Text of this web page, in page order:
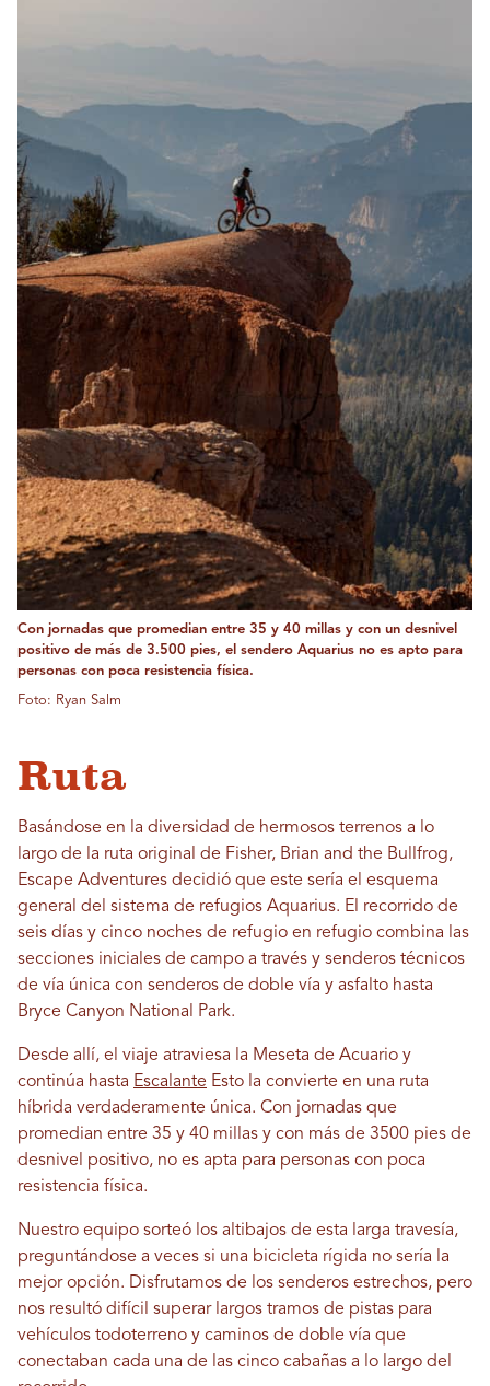
Con jornadas que promedian entre 35 y 40 millas y con un desnivel
positivo de más de 3.500 pies, el sendero Aquarius no es apto para
personas con poca resistencia física.
Foto: Ryan Salm
Ruta
Basándose en la diversidad de hermosos terrenos a lo
largo de la ruta original de Fisher, Brian and the Bullfrog,
Escape Adventures decidió que este sería el esquema
general del sistema de refugios Aquarius. El recorrido de
seis días y cinco noches de refugio en refugio combina las
secciones iniciales de campo a través y senderos técnicos
de vía única con senderos de doble vía y asfalto hasta
Bryce Canyon National Park.
Desde allí, el viaje atraviesa la Meseta de Acuario y
continúa hasta Escalante Esto la convierte en una ruta
híbrida verdaderamente única. Con jornadas que
promedian entre 35 y 40 millas y con más de 3500 pies de
desnivel positivo, no es apta para personas con poca
resistencia física.
Nuestro equipo sorteó los altibajos de esta larga travesía,
preguntándose a veces si una bicicleta rígida no sería la
mejor opción. Disfrutamos de los senderos estrechos, pero
nos resultó difícil superar largos tramos de pistas para
vehículos todoterreno y caminos de doble vía que
conectaban cada una de las cinco cabañas a lo largo del